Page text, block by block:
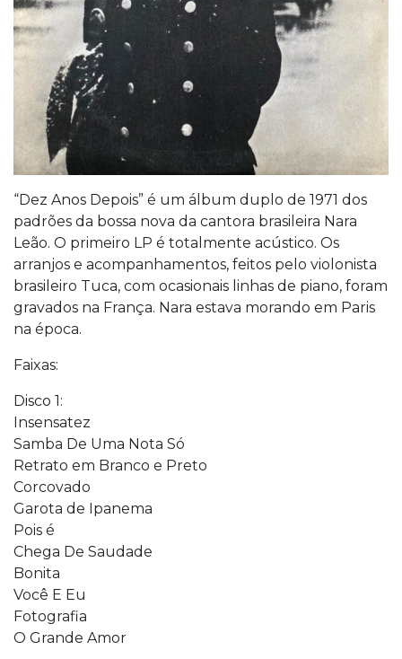
“Dez Anos Depois” é um álbum duplo de 1971 dos
padrões da bossa nova da cantora brasileira Nara
Leão. O primeiro LP é totalmente acústico. Os
arranjos e acompanhamentos, feitos pelo violonista
brasileiro Tuca, com ocasionais linhas de piano, foram
gravados na França. Nara estava morando em Paris
na época.
Faixas:
Disco 1:
Insensatez
Samba De Uma Nota Só
Retrato em Branco e Preto
Corcovado
Garota de Ipanema
Pois é
Chega De Saudade
Bonita
Você E Eu
Fotografia
O Grande Amor